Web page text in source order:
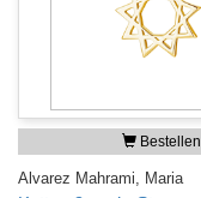
Bestellen
Alvarez Mahrami, Maria